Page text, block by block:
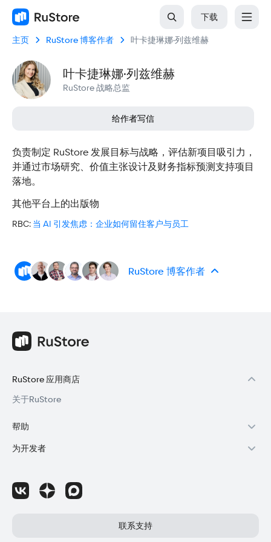
下载
主页 RuStore 博客作者 叶卡捷琳娜·列兹维赫
叶卡捷琳娜·列兹维赫
RuStore 战略总监
给作者写信
负责制定 RuStore 发展目标与战略，评估新项目吸引力，
并通过市场研究、价值主张设计及财务指标预测支持项目
落地。
其他平台上的出版物
RBC: 当 AI 引发焦虑：企业如何留住客户与员工
RuStore 博客作者
联系支持
RuStore 应用商店
关于RuStore
帮助
RuStore用户帮助
RuStore授权
应用程序更新失败
为开发者
成为开发者